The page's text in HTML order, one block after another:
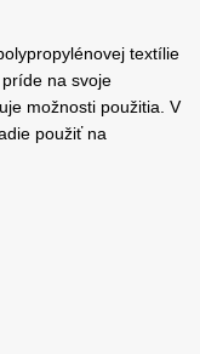
textílie
na svoje
možnosti použitia. V
použiť na